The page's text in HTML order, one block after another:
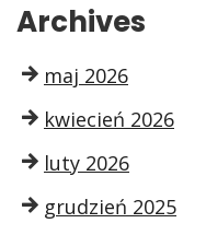
Archives
maj 2026
kwiecień 2026
luty 2026
grudzień 2025